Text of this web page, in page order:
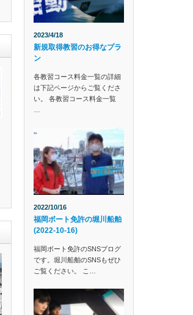
2023/4/18
新規取得教習のお得なプラ
ン
各教習コース料金一覧の詳細
は下記ページからご覧くださ
い。 各教習コース料金一覧
2022/10/16
福岡ボート免許の堀川船舶
(2022-10-16)
福岡ボート免許のSNSブログ
です。堀川船舶のSNSもぜひ
ご覧ください。 こ…